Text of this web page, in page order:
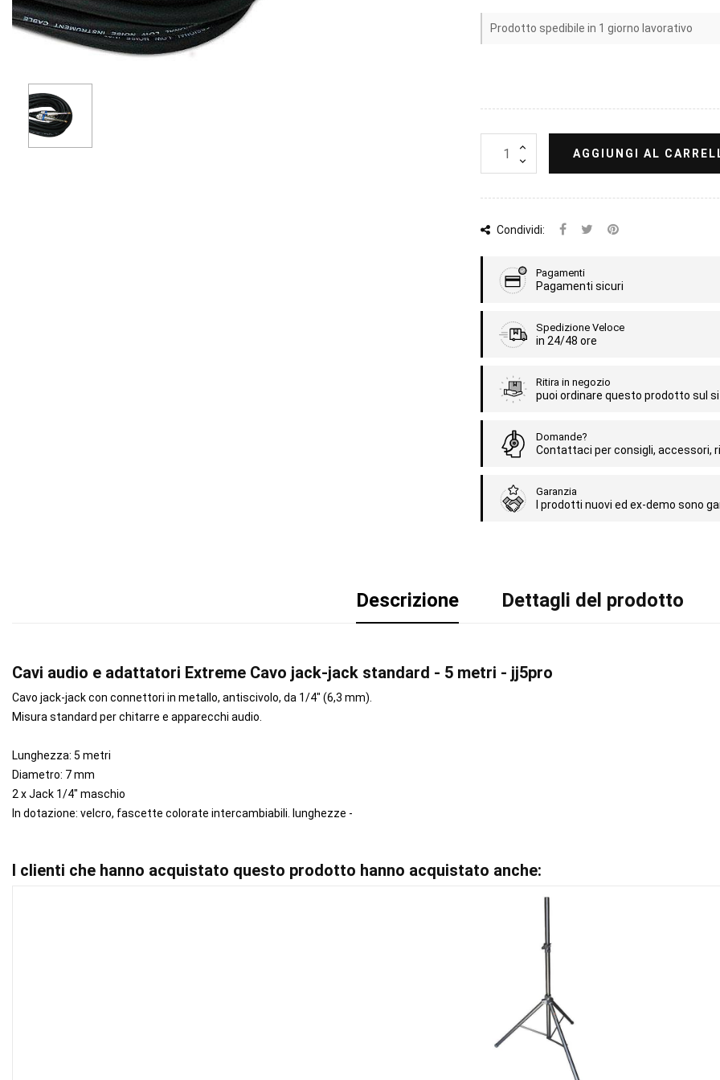
Prodotto spedibile in 1 giorno lavorativo
AGGIUNGI AL
Condividi:
Pagamenti
Pagamenti sicuri
Spedizione Veloce
in 24/48 ore
Ritira in negozio
puoi ordinare questo prodotto sul
Domande?
Contattaci per consigli, accessori,
Garanzia
I prodotti nuovi ed ex-demo sono
Descrizione Dettagli del prodotto
Cavi audio e adattatori Extreme Cavo jack-jack standard - 5 metri - jj5pro
Cavo jack-jack con connettori in metallo, antiscivolo, da 1/4" (6,3 mm).
Misura standard per chitarre e apparecchi audio.
Lunghezza: 5 metri
Diametro: 7 mm
2 x Jack 1/4" maschio
In dotazione: velcro, fascette colorate intercambiabili. lunghezze -
I clienti che hanno acquistato questo prodotto hanno acquistato anche: